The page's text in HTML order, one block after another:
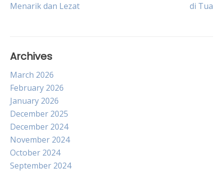
navigation
Menarik dan Lezat
di Tua
Archives
March 2026
February 2026
January 2026
December 2025
December 2024
November 2024
October 2024
September 2024